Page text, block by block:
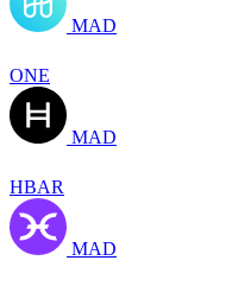
MAD
ONE
MAD
HBAR
MAD